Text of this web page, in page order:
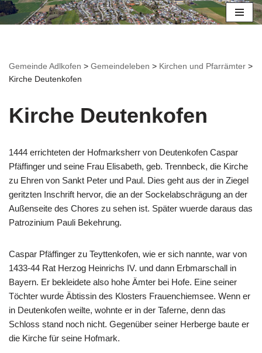
Gemeinde Adlkofen > Gemeindeleben > Kirchen und Pfarrämter >
Kirche Deutenkofen
Kirche Deutenkofen
1444 errichteten der Hofmarksherr von Deutenkofen Caspar
Pfäffinger und seine Frau Elisabeth, geb. Trennbeck, die Kirche
zu Ehren von Sankt Peter und Paul. Dies geht aus der in Ziegel
geritzten Inschrift hervor, die an der Sockelabschrägung an der
Außenseite des Chores zu sehen ist. Später wuerde daraus das
Patrozinium Pauli Bekehrung.
Caspar Pfäffinger zu Teyttenkofen, wie er sich nannte, war von
1433-44 Rat Herzog Heinrichs IV. und dann Erbmarschall in
Bayern. Er bekleidete also hohe Ämter bei Hofe. Eine seiner
Töchter wurde Äbtissin des Klosters Frauenchiemsee. Wenn er
in Deutenkofen weilte, wohnte er in der Taferne, denn das
Schloss stand noch nicht. Gegenüber seiner Herberge baute er
die Kirche für seine Hofmark.